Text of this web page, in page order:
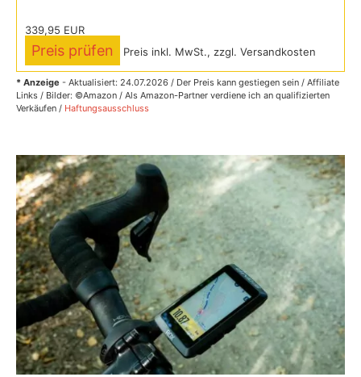
339,95 EUR
Preis prüfen Preis inkl. MwSt., zzgl. Versandkosten
* Anzeige - Aktualisiert: 24.07.2026 / Der Preis kann gestiegen sein / Affiliate
Links / Bilder: ©Amazon / Als Amazon-Partner verdiene ich an qualifizierten
Verkäufen / Haftungsausschluss